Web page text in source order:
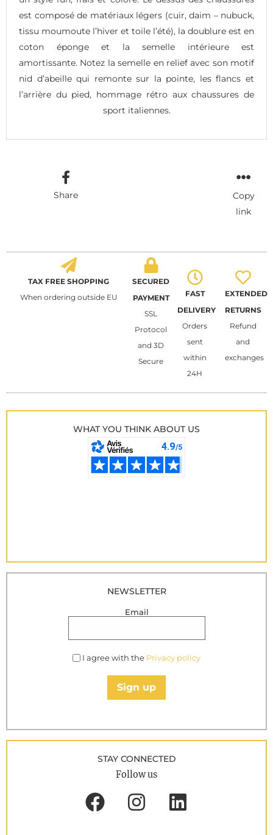
est composé de matériaux légers (cuir, daim – nubuck,
tissu moumoute l’hiver et toile l’été), la doublure est en
coton éponge et la semelle intérieure est
amortissante. Notez la semelle en relief avec son motif
nid d’abeille qui remonte sur la pointe, les flancs et
l’arrière du pied, hommage rétro aux chaussures de
sport italiennes.
Share
Copy
link
TAX FREE SHOPPING
When ordering outside EU
SECURED
PAYMENT
SSL
Protocol
and 3D
Secure
FAST
DELIVERY
Orders
sent
within
24H
EXTENDED
RETURNS
Refund
and
exchanges
WHAT YOU THINK ABOUT US
NEWSLETTER
Email
I agree with the Privacy policy
Sign up
STAY CONNECTED
Follow us